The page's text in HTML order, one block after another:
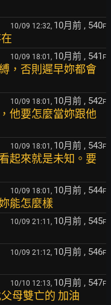
10/09 12:32, 10月前 , 540F
10/09 18:01, 10月前 , 541 F
，否則遲早妳都會
10/09 18:01, 10月前 , 542F
他要怎麼當妳跟他
10/09 18:01, 10月前 , 543F
起來就是未知。要
10/09 18:01, 10月前 , 544F
能怎麼樣
10/09 21:11, 10月前 , 545F
10/09 21:12, 10月前 , 546F
10/10 12:13, 10月前 , 547F
母雙亡的 加油